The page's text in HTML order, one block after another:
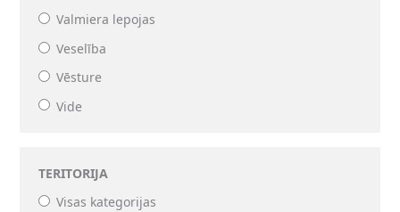
Valmiera lepojas
Veselība
Vēsture
Vide
TERITORIJA
Visas kategorijas